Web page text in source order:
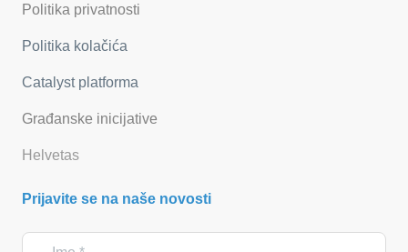
Politika privatnosti
Politika kolačića
Catalyst platforma
Građanske inicijative
Helvetas
Prijavite se na naše novosti